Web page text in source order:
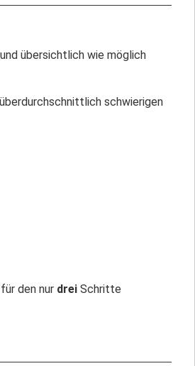
übersichtlich wie möglich
schwierigen
den nur drei Schritte